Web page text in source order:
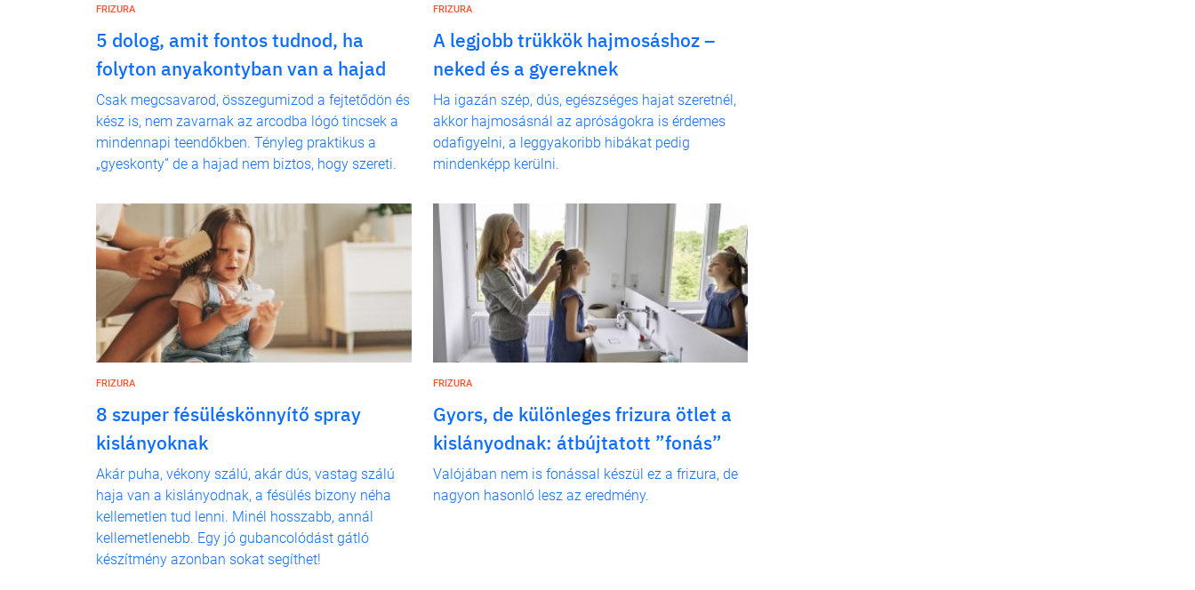
FRIZURA
5 dolog, amit fontos tudnod, ha
folyton anyakontyban van a hajad
Csak megcsavarod, összegumizod a fejtetődön és
kész is, nem zavarnak az arcodba lógó tincsek a
mindennapi teendőkben. Tényleg praktikus a
„gyeskonty” de a hajad nem biztos, hogy szereti.
FRIZURA
A legjobb trükkök hajmosáshoz –
neked és a gyereknek
Ha igazán szép, dús, egészséges hajat szeretnél,
akkor hajmosásnál az apróságokra is érdemes
odafigyelni, a leggyakoribb hibákat pedig
mindenképp kerülni.
FRIZURA
8 szuper fésüléskönnyítő spray
kislányoknak
Akár puha, vékony szálú, akár dús, vastag szálú
haja van a kislányodnak, a fésülés bizony néha
kellemetlen tud lenni. Minél hosszabb, annál
kellemetlenebb. Egy jó gubancolódást gátló
készítmény azonban sokat segíthet!
FRIZURA
Gyors, de különleges frizura ötlet a
kislányodnak: átbújtatott ”fonás”
Valójában nem is fonással készül ez a frizura, de
nagyon hasonló lesz az eredmény.